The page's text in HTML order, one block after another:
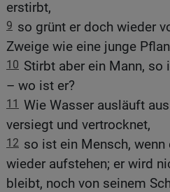
erstirbt,
9 so grünt er doch wieder
Zweige wie eine junge
10 Stirbt aber ein Mann,
– wo ist er?
11 Wie Wasser ausläuft
versiegt und vertrocknet,
12 so ist ein Mensch,
wieder aufstehen; er wird
bleibt, noch von seinem